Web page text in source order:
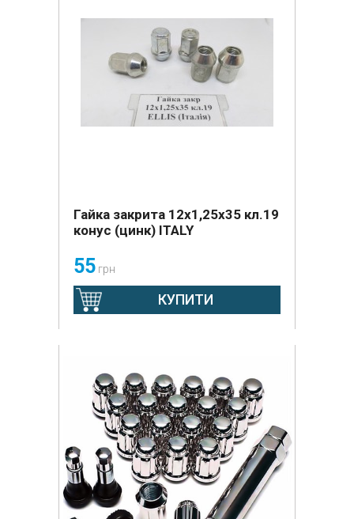
Гайка закрита 12х1,25х35 кл.19
конус (цинк) ITALY
55 грн
КУПИТИ